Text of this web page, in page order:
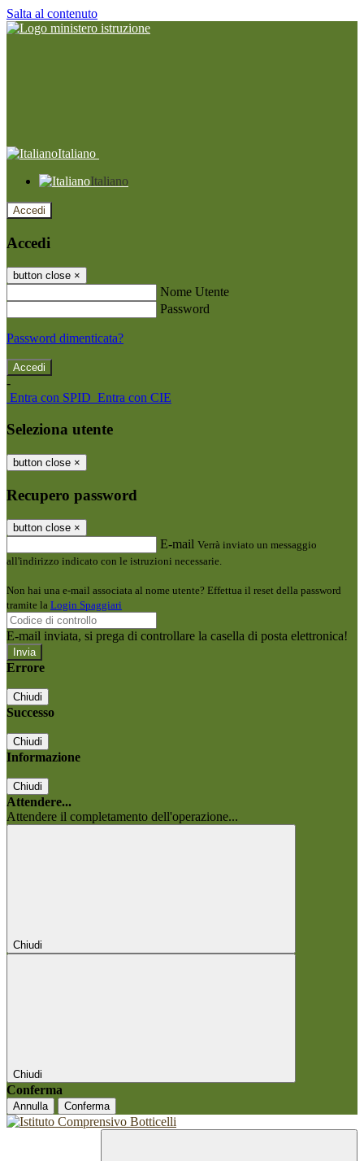
Salta al contenuto
Italiano
Italiano
Accedi
Accedi
button close ×
Nome Utente
Password
Password dimenticata?
-
Entra con SPID Entra con CIE
Seleziona utente
button close ×
Recupero password
button close ×
E-mail Verrà inviato un messaggio
all'indirizzo indicato con le istruzioni necessarie.
Non hai una e-mail associata al nome utente? Effettua il reset della password
tramite la Login Spaggiari
E-mail inviata, si prega di controllare la casella di posta elettronica!
Errore
Chiudi
Successo
Chiudi
Informazione
Chiudi
Attendere...
Attendere il completamento dell'operazione...
Chiudi
Chiudi
Conferma
Annulla Conferma